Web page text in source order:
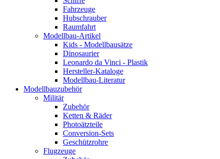
Fahrzeuge
Hubschrauber
Raumfahrt
Modellbau-Artikel
Kids - Modellbausätze
Dinosaurier
Leonardo da Vinci - Plastik
Hersteller-Kataloge
Modellbau-Literatur
Modellbauzubehör
Militär
Zubehör
Ketten & Räder
Photoätzteile
Conversion-Sets
Geschützrohre
Flugzeuge